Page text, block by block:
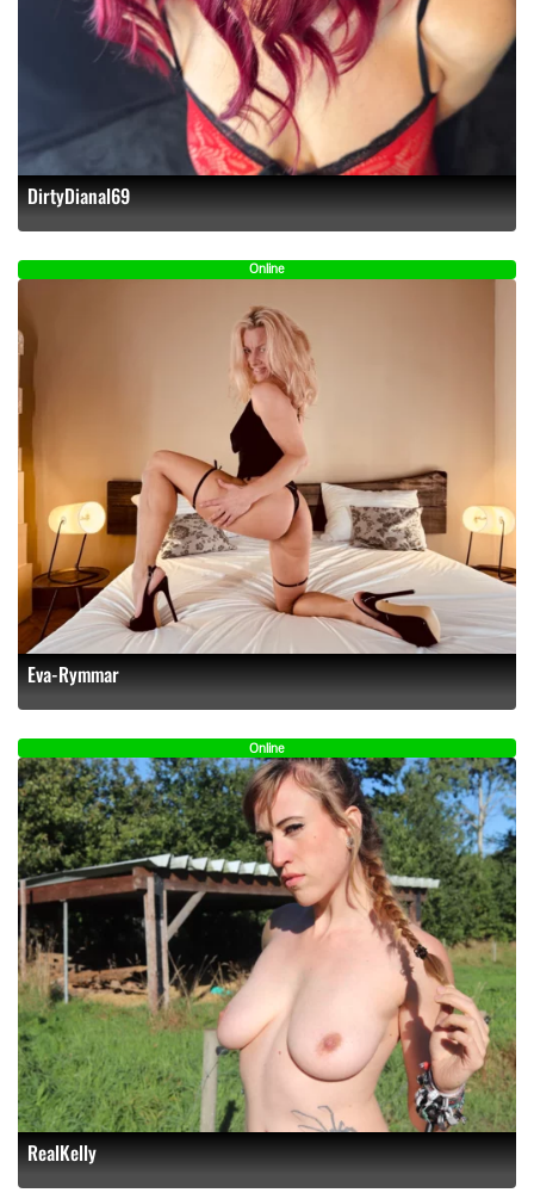
DirtyDianal69
Online
Eva-Rymmar
Online
RealKelly